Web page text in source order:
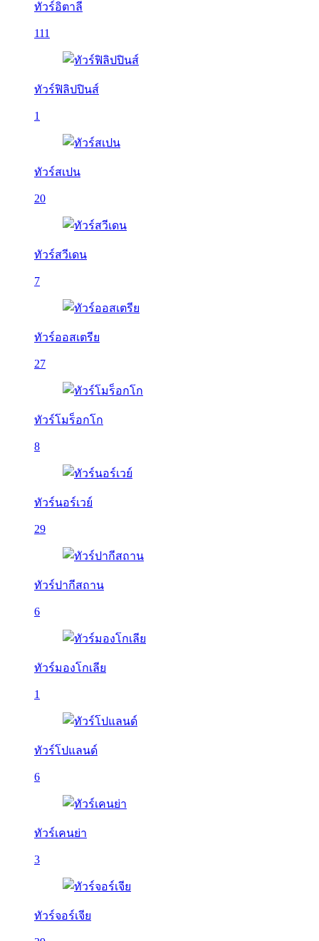
ทัวร์อิตาลี
111
ทัวร์ฟิลิปปินส์
1
ทัวร์สเปน
20
ทัวร์สวีเดน
7
ทัวร์ออสเตรีย
27
ทัวร์โมร็อกโก
8
ทัวร์นอร์เวย์
29
ทัวร์ปากีสถาน
6
ทัวร์มองโกเลีย
1
ทัวร์โปแลนด์
6
ทัวร์เคนย่า
3
ทัวร์จอร์เจีย